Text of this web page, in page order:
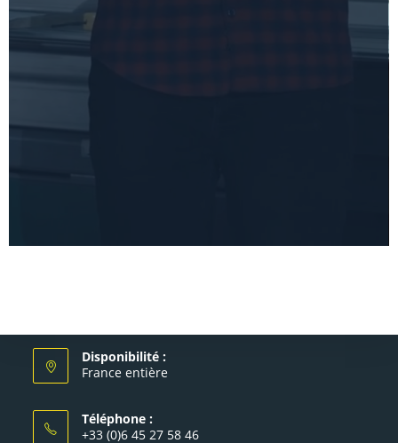
Disponibilité :
France entière
Téléphone :
+33 (0)6 45 27 58 46